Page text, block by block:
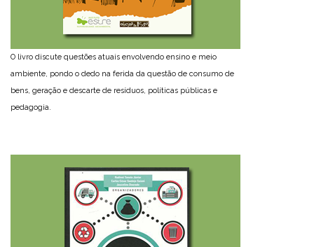
O livro discute questões atuais envolvendo ensino e meio
ambiente, pondo o dedo na ferida da questão de consumo de
bens, geração e descarte de resíduos, políticas públicas e
pedagogia.